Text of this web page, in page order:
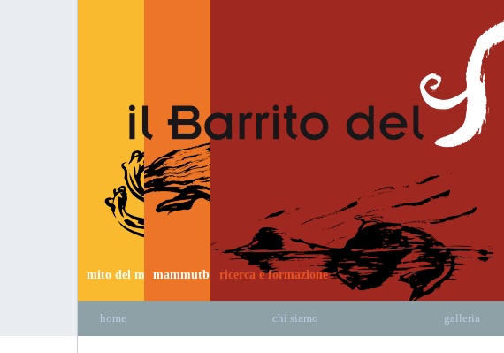
mito del mammutmammutbusricerca e formazione
home chi siamo galleria